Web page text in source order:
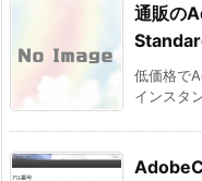
通販の
低価格で
インスタ